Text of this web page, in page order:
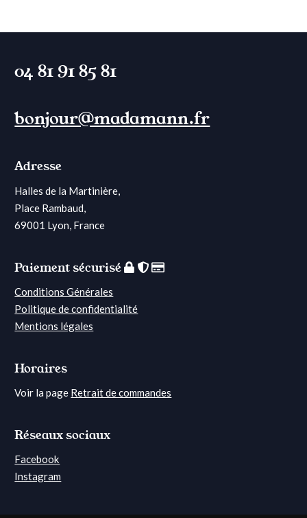
04 81 91 85 81
bonjour@madamann.fr
Adresse
Halles de la Martinière,
Place Rambaud,
69001 Lyon, France
Paiement sécurisé
Conditions Générales
Politique de confidentialité
Mentions légales
Horaires
Voir la page Retrait de commandes
Réseaux sociaux
Facebook
Instagram